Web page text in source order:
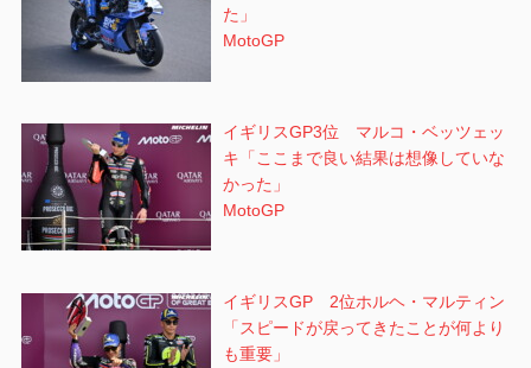
た」
MotoGP
イギリスGP3位 マルコ・ベッツェッ
キ「ここまで良い結果は想像していな
かった」
MotoGP
イギリスGP 2位ホルヘ・マルティン
「スピードが戻ってきたことが何より
も重要」